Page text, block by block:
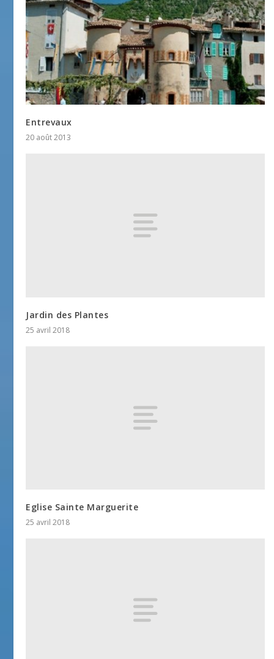
Entrevaux
20 août 2013
Jardin des Plantes
25 avril 2018
Eglise Sainte Marguerite
25 avril 2018